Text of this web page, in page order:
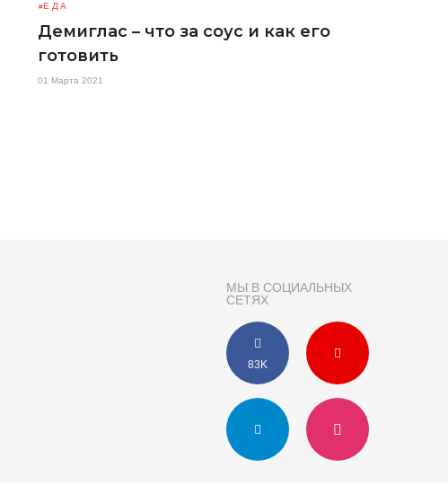
ЕДА
Демиглас – что за соус и как его
готовить
01 Марта 2021
МЫ В СОЦИАЛЬНЫХ
СЕТЯХ
83K